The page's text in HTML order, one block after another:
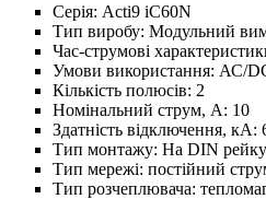
Серія: Acti9 iC60N
Тип виробу: Модульний
Час-струмові
Умови використання: АС/
Кількість полюсів: 2
Номінальний струм, А: 10
Здатність відключення, кА:
Тип монтажу: На DIN рейку
Тип мережі: постійний
Тип розчеплювача: